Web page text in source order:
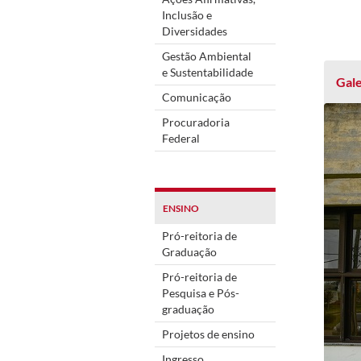
Inclusão e
Diversidades
Gestão Ambiental
e Sustentabilidade
Comunicação
Procuradoria
Federal
ENSINO
Pró-reitoria de
Graduação
Pró-reitoria de
Pesquisa e Pós-
graduação
Projetos de ensino